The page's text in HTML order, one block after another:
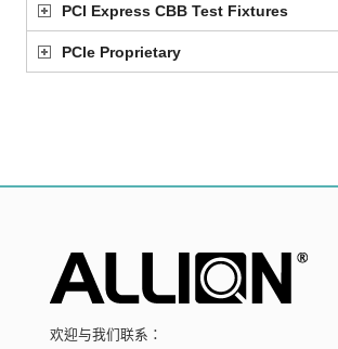
PCI Express CBB Test Fixtures
PCIe Proprietary
欢迎与我们联系：